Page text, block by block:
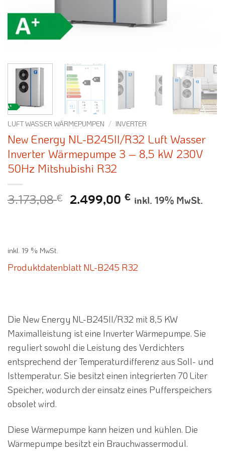
LUFT WASSER WÄRMEPUMPEN / INVERTER
New Energy NL-B245II/R32 Luft Wasser
Inverter Wärmepumpe 3 – 8,5 kW 230V
50Hz Mitshubishi R32
3.173,08€
Ursprünglicher
2.499,00€Aktueller
inkl. 19% MwSt.
inkl. 19 % MwSt.
Produktdatenblatt NL-B245 R32
Die New Energy NL-B245II/R32 mit 8,5 KW
Maximalleistung ist eine Inverter Wärmepumpe. Sie
reguliert sowohl die Leistung des Verdichters
entsprechend der Temperaturdifferenz aus Soll- und
Isttemperatur. Sie besitzt einen integrierten 70 Liter
Speicher, wodurch der einsatz eines Pufferspeichers
obsolet wird.
Diese Wärmepumpe kann heizen und kühlen. Die
Wärmepumpe besitzt ein Brauchwassermodul.